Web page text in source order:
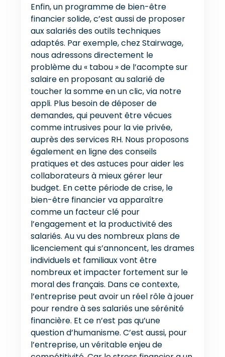
Enfin, un programme de bien-être
financier solide, c’est aussi de proposer
aux salariés des outils techniques
adaptés. Par exemple, chez Stairwage,
nous adressons directement le
problème du « tabou » de l’acompte sur
salaire en proposant au salarié de
toucher la somme en un clic, via notre
appli. Plus besoin de déposer de
demandes, qui peuvent être vécues
comme intrusives pour la vie privée,
auprès des services RH. Nous proposons
également en ligne des conseils
pratiques et des astuces pour aider les
collaborateurs à mieux gérer leur
budget. En cette période de crise, le
bien-être financier va apparaître
comme un facteur clé pour
l’engagement et la productivité des
salariés. Au vu des nombreux plans de
licenciement qui s’annoncent, les drames
individuels et familiaux vont être
nombreux et impacter fortement sur le
moral des français. Dans ce contexte,
l’entreprise peut avoir un réel rôle à jouer
pour rendre à ses salariés une sérénité
financière. Et ce n’est pas qu’une
question d’humanisme. C’est aussi, pour
l’entreprise, un véritable enjeu de